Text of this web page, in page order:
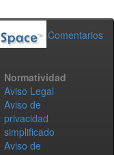
Comentarios
Normatividad
Aviso Legal
Aviso de
privacidad
simplificado
Aviso de